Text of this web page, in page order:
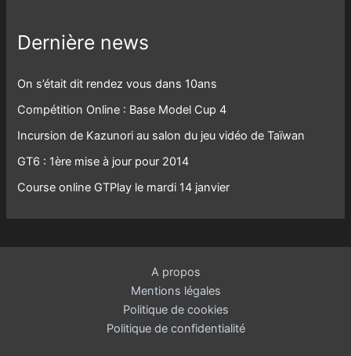
Dernière news
On s’était dit rendez vous dans 10ans
Compétition Online : Base Model Cup 4
Incursion de Kazunori au salon du jeu vidéo de Taïwan
GT6 : 1ère mise à jour pour 2014
Course online GTPlay le mardi 14 janvier
A propos
Mentions légales
Politique de cookies
Politique de confidentialité